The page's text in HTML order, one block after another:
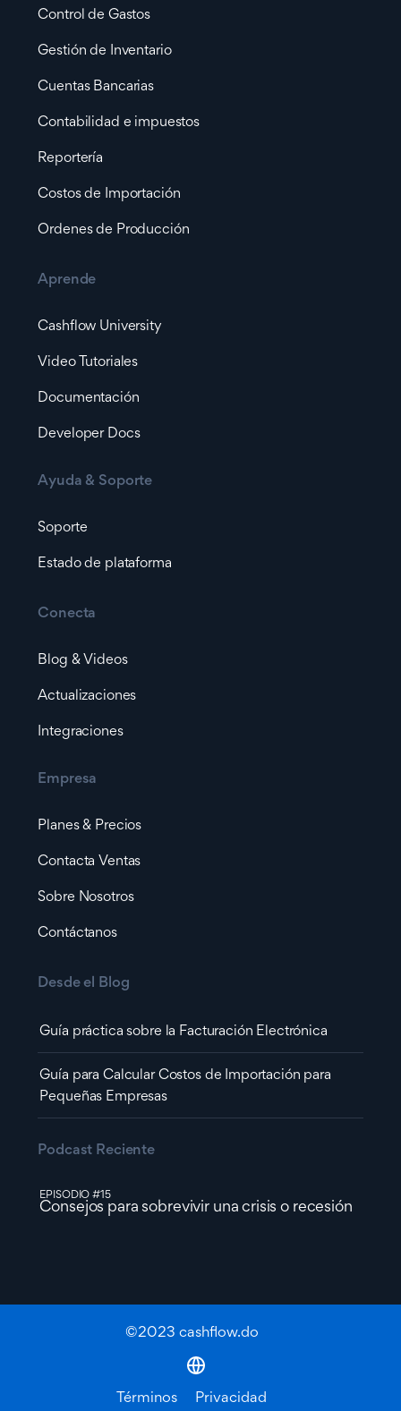
Control de Gastos
Gestión de Inventario
Cuentas Bancarias
Contabilidad e impuestos
Reportería
Costos de Importación
Ordenes de Producción
Aprende
Cashflow University
Video Tutoriales
Documentación
Developer Docs
Ayuda & Soporte
Soporte
Estado de plataforma
Conecta
Blog & Videos
Actualizaciones
Integraciones
Empresa
Planes & Precios
Contacta Ventas
Sobre Nosotros
Contáctanos
Desde el Blog
Guía práctica sobre la Facturación Electrónica
Guía para Calcular Costos de Importación para
Pequeñas Empresas
Podcast Reciente
EPISODIO #15
Consejos para sobrevivir una crisis o recesión
©2023 cashflow.do
Términos Privacidad